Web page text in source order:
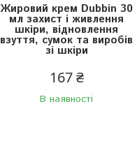
Жировий крем Dubbin 30
мл захист і живлення
шкіри, відновлення
взуття, сумок та виробів
зі шкіри
167 ₴
В наявності